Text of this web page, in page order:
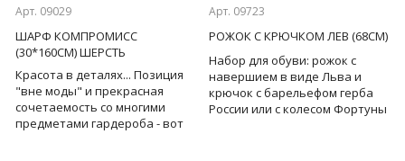
Арт. 09029
ШАРФ КОМПРОМИСС
(30*160СМ) ШЕРСТЬ
Красота в деталях... Позиция
"вне моды" и прекрасная
сочетаемость со многими
предметами гардероба - вот
Арт. 09723
РОЖОК С КРЮЧКОМ ЛЕВ (68СМ)
Набор для обуви: рожок с
навершием в виде Льва и
крючок с барельефом герба
России или с колесом Фортуны